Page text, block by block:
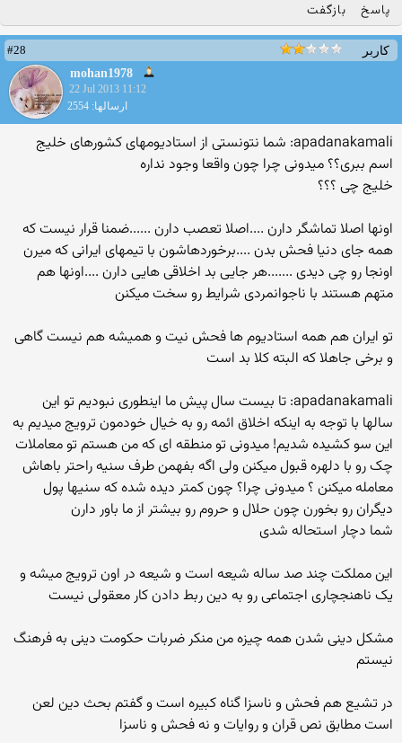
پاسخ بازگفت
کاربر
#28
mohan1978
22 Jul 2013 11:12
ارسالها: 2554
apadanakamali: شما نتونستی از استادیومهای کشورهای خلیج
اسم ببری؟؟ میدونی چرا چون واقعا وجود نداره
خلیج چی ؟؟؟
اونها اصلا تماشگر دارن ....اصلا تعصب دارن ......ضمنا قرار نیست که
همه جای دنیا فحش بدن ....برخوردهاشون با تیمهای ایرانی که میرن
اونجا رو چی دیدی .......هر جایی بد اخلاقی هایی دارن ....اونها هم
متهم هستند با ناجوانمردی شرایط رو سخت میکنن
تو ایران هم همه استادیوم ها فحش نیت و همیشه هم نیست گاهی
و برخی جاهلا که البته کلا بد است
apadanakamali: تا بیست سال پیش ما اینطوری نبودیم تو این
سالها با توجه به اینکه اخلاق ائمه رو به خیال خودمون ترویج میدیم به
این سو کشیده شدیم! میدونی تو منطقه ای که من هستم تو معاملات
چک رو با دلهره قبول میکنن ولی اگه بفهمن طرف سنیه راحتر باهاش
معامله میکنن ؟ میدونی چرا؟ چون کمتر دیده شده که سنیها پول
دیگران رو بخورن چون حلال و حروم رو بیشتر از ما باور دارن
شما دچار استحاله شدی
این مملکت چند صد ساله شیعه است و شیعه در اون ترویج میشه و
یک ناهنجچاری اجتماعی رو به دین ربط دادن کار معقولی نیست
مشکل دینی شدن همه چیزه من منکر ضربات حکومت دینی به فرهنگ
نیستم
در تشیع هم فحش و ناسزا گناه کبیره است و گفتم بحث دین لعن
است مطابق نص قران و روایات و نه فحش و ناسزا